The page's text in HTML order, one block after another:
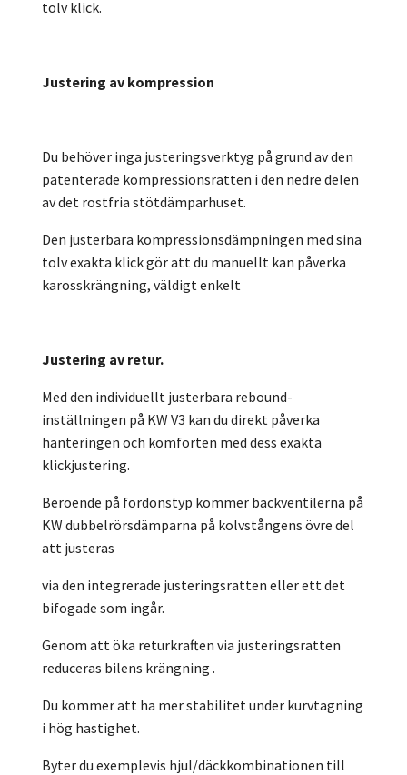
tolv klick.
Justering av kompression
Du behöver inga justeringsverktyg på grund av den
patenterade kompressionsratten i den nedre delen
av det rostfria stötdämparhuset.
Den justerbara kompressionsdämpningen med sina
tolv exakta klick gör att du manuellt kan påverka
karosskrängning, väldigt enkelt
Justering av retur.
Med den individuellt justerbara rebound-
inställningen på KW V3 kan du direkt påverka
hanteringen och komforten med dess exakta
klickjustering.
Beroende på fordonstyp kommer backventilerna på
KW dubbelrörsdämparna på kolvstångens övre del
att justeras
via den integrerade justeringsratten eller ett det
bifogade som ingår.
Genom att öka returkraften via justeringsratten
reduceras bilens krängning .
Du kommer att ha mer stabilitet under kurvtagning
i hög hastighet.
Byter du exemplevis hjul/däckkombinationen till